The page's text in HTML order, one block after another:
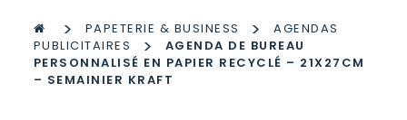
> PAPETERIE & BUSINESS >
AGENDAS
PUBLICITAIRES
>
AGENDA DE BUREAU
PERSONNALISÉ EN PAPIER RECYCLÉ – 21X27CM
– SEMAINIER KRAFT